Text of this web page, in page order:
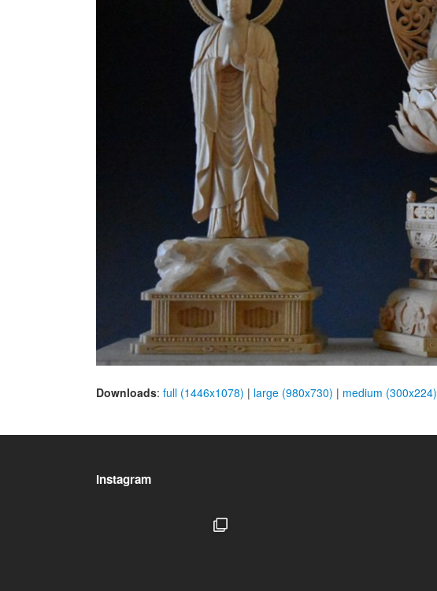
Downloads: full (1446x1078) | large (980x730) | medium (300x224)
Instagram